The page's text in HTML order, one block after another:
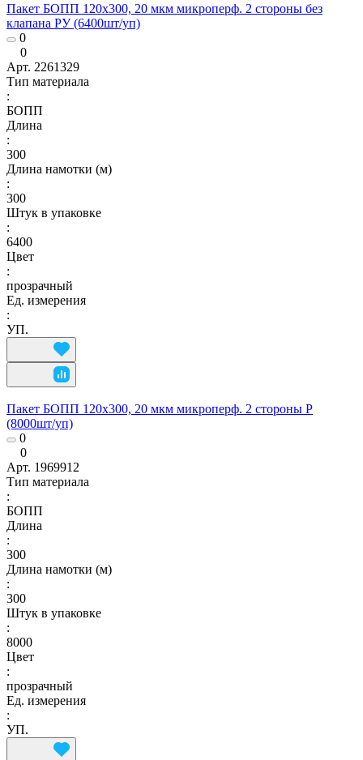
Пакет БОПП 120x300, 20 мкм микроперф. 2 стороны без
клапана РУ (6400шт/уп)
0
0
Арт. 2261329
Тип материала
:
БОПП
Длина
:
300
Длина намотки (м)
:
300
Штук в упаковке
:
6400
Цвет
:
прозрачный
Ед. измерения
:
УП.
Пакет БОПП 120x300, 20 мкм микроперф. 2 стороны Р
(8000шт/уп)
0
0
Арт. 1969912
Тип материала
:
БОПП
Длина
:
300
Длина намотки (м)
:
300
Штук в упаковке
:
8000
Цвет
:
прозрачный
Ед. измерения
:
УП.